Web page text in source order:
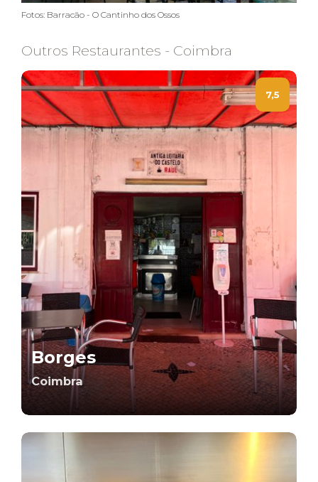
Fotos: Barracão - O Cantinho dos Ossos
Outros Restaurantes - Coimbra
7,5
Borges
Coimbra